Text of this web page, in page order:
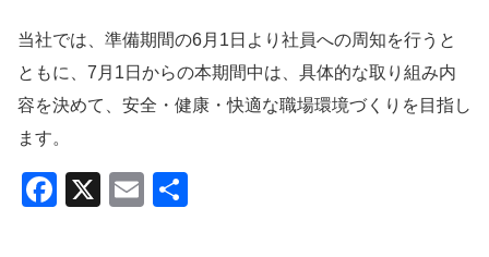
当社では、準備期間の6月1日より社員への周知を行うと
ともに、7月1日からの本期間中は、具体的な取り組み内
容を決めて、安全・健康・快適な職場環境づくりを目指し
ます。
F
X
E